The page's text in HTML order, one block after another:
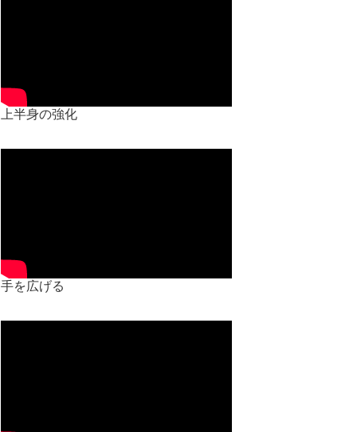
上半身の強化
手を広げる